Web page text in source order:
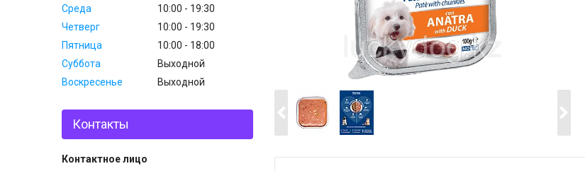
Среда
10:00
19:30
Четверг
10:00
19:30
Пятница
10:00
18:00
Суббота
Выходной
Воскресенье
Выходной
Контакты